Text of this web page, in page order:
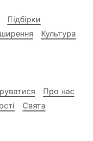
Підбірки
Культура
Про нас
Свята